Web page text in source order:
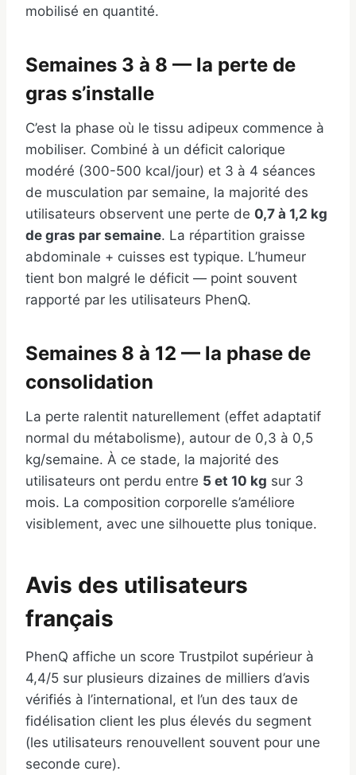
mobilisé en quantité.
Semaines 3 à 8 — la perte de
gras s’installe
C’est la phase où le tissu adipeux commence à
mobiliser. Combiné à un déficit calorique
modéré (300-500 kcal/jour) et 3 à 4 séances
de musculation par semaine, la majorité des
utilisateurs observent une perte de 0,7 à 1,2 kg
de gras par semaine. La répartition graisse
abdominale + cuisses est typique. L’humeur
tient bon malgré le déficit — point souvent
rapporté par les utilisateurs PhenQ.
Semaines 8 à 12 — la phase de
consolidation
La perte ralentit naturellement (effet adaptatif
normal du métabolisme), autour de 0,3 à 0,5
kg/semaine. À ce stade, la majorité des
utilisateurs ont perdu entre 5 et 10 kg sur 3
mois. La composition corporelle s’améliore
visiblement, avec une silhouette plus tonique.
Avis des utilisateurs
français
PhenQ affiche un score Trustpilot supérieur à
4,4/5 sur plusieurs dizaines de milliers d’avis
vérifiés à l’international, et l’un des taux de
fidélisation client les plus élevés du segment
(les utilisateurs renouvellent souvent pour une
seconde cure).